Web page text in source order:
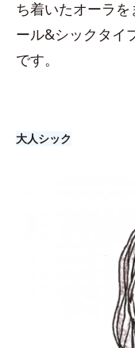
ち着いたオーラ
ール&シックタイ
です。
大人シック